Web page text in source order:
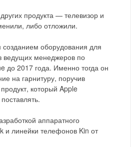
продукта — телевизор и
либо отложили.
созданием оборудования для
менеджеров по
до 2017 года. Именно тогда он
на гарнитуру, поручив
который Apple
аппаратного
и линейки телефонов Kin от